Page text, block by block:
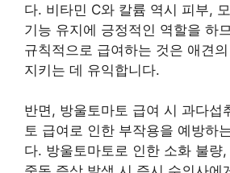
다. 비타민 C와 칼륨 역시 피부,
기능 유지에 긍정적인 역할을 하
규칙적으로 급여하는 것은 애견
지키는 데 유익합니다.
반면, 방울토마토 급여 시 과다섭
토 급여로 인한 부작용을 예방하
다. 방울토마토로 인한 소화 불량